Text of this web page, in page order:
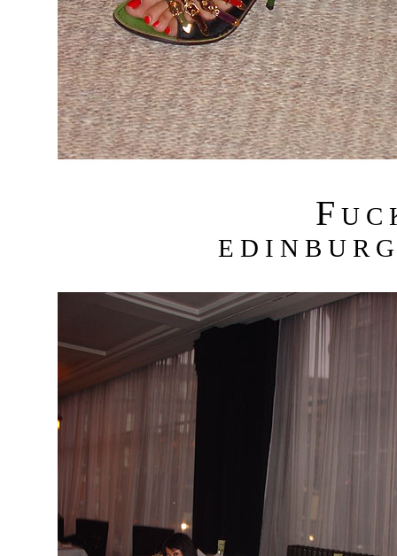
F U C
E D I N B U R